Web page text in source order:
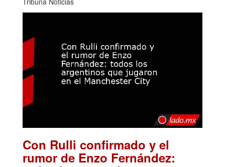
Con Rulli confirmado y el
rumor de Enzo Fernández: